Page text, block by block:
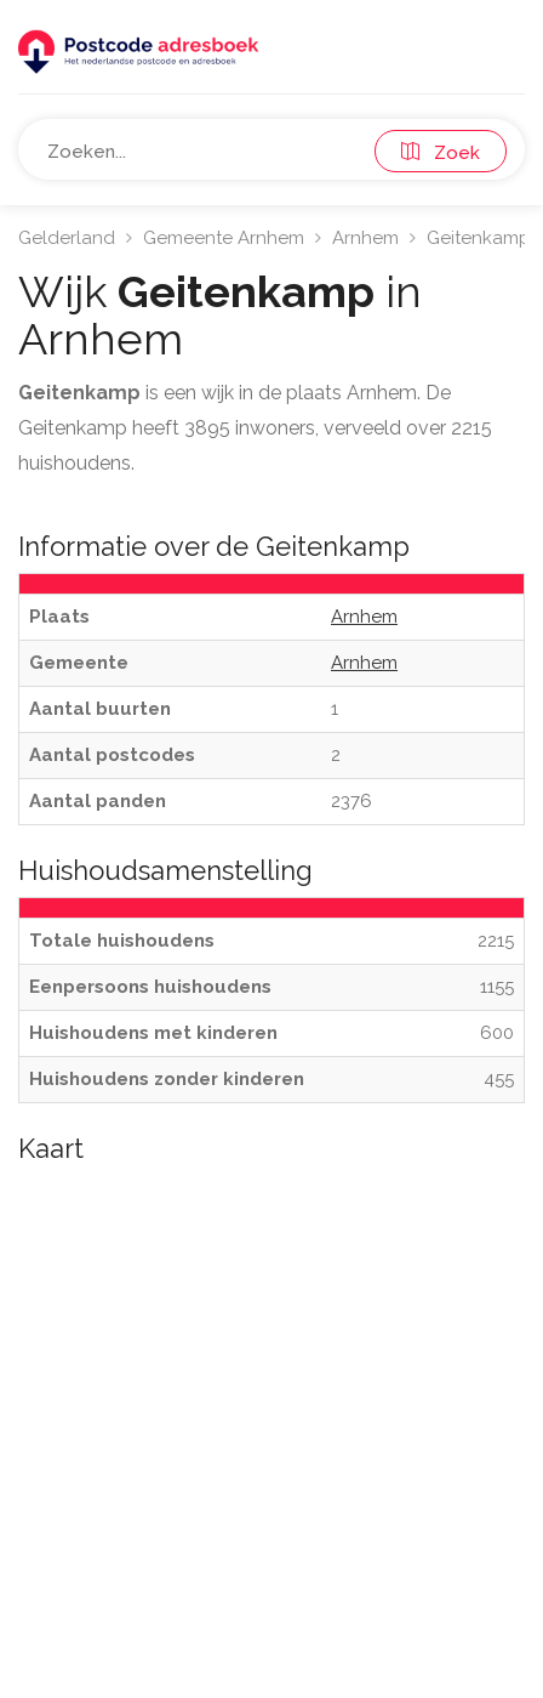
Zoek
Gelderland Gemeente Arnhem Arnhem Geitenkamp
Wijk Geitenkamp in
Arnhem
Geitenkamp is een wijk in de plaats Arnhem. De
Geitenkamp heeft 3895 inwoners, verveeld over 2215
huishoudens.
Informatie over de Geitenkamp
Plaats Arnhem
Gemeente Arnhem
Aantal buurten 1
Aantal postcodes 2
Aantal panden 2376
Huishoudsamenstelling
Totale huishoudens 2215
Eenpersoons huishoudens 1155
Huishoudens met kinderen 600
Huishoudens zonder kinderen 455
Kaart